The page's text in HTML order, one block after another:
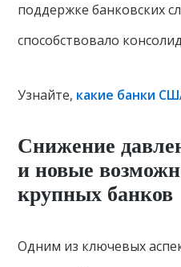
поддержке банковских
способствовало
Узнайте, какие банки
Снижение
и новые
крупных банков
Одним из ключевых